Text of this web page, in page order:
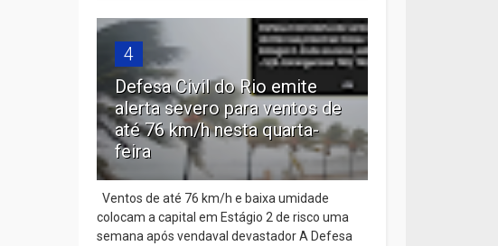
4
Defesa Civil do Rio emite
alerta severo para ventos de
até 76 km/h nesta quarta-
feira
Ventos de até 76 km/h e baixa umidade
colocam a capital em Estágio 2 de risco uma
semana após vendaval devastador A Defesa